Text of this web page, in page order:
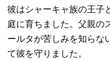
彼はシャーキャ族の王子
庭に育ちました。父親の
ールタが苦しみを知らな
て彼を守りました。